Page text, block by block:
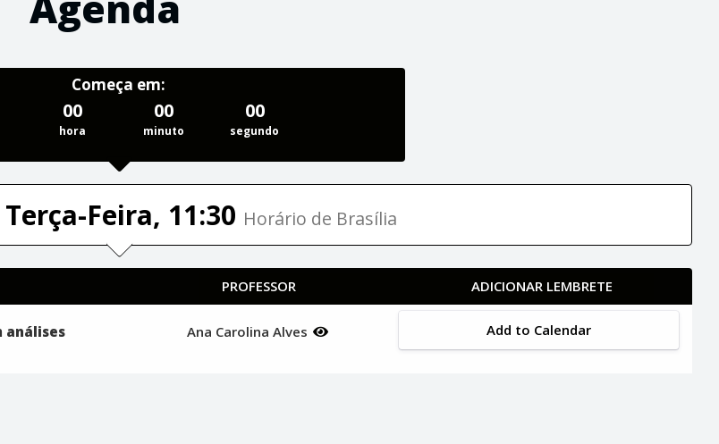
Começa em:
00
hora
00
minuto
00
segundo
Feira, 11:30 Horário de Brasília
PROFESSOR ADICIONAR LEMBRETE
análises
Ana Carolina Alves Add to Calendar